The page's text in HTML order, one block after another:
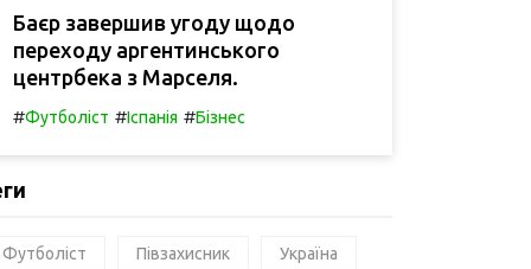
Баєр завершив угоду щодо
переходу аргентинського
центрбека з Марселя.
#Футболіст #Іспанія #Бізнес
Футболіст Півзахисник Україна